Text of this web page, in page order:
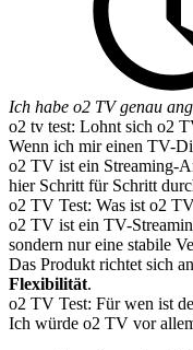
Ich habe o2 TV genau
o2 tv test: Lohnt sich o2
Wenn ich mir einen TV-
o2 TV ist ein Streaming-
hier Schritt für Schritt
o2 TV Test: Was ist o2
o2 TV ist ein TV-
sondern nur eine stabile
Das Produkt richtet sich
Flexibilität.
o2 TV Test: Für wen ist
Ich würde o2 TV vor